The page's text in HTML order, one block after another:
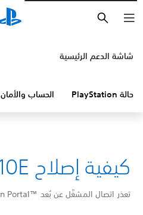
شاشة الدعم الرئيسية
حالة PlayStation الحساب والأمان
كيفية إصلاح 0x8320010E
تعذر اتصال المشغّل عن بُعد PlayStation Portal™‎ بشبكة Wi-Fi.